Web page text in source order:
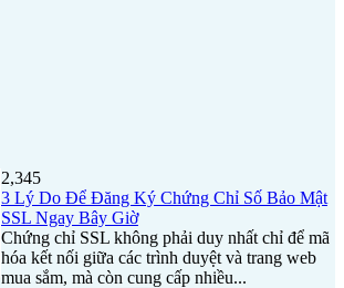
2,345
3 Lý Do Để Đăng Ký Chứng Chỉ Số Bảo Mật
SSL Ngay Bây Giờ
Chứng chỉ SSL không phải duy nhất chỉ để mã
hóa kết nối giữa các trình duyệt và trang web
mua sắm, mà còn cung cấp nhiều...